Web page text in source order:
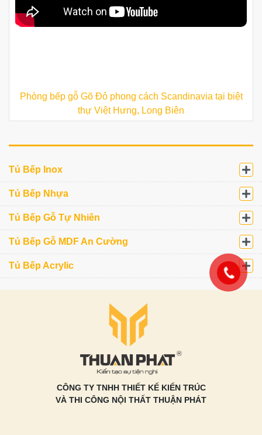
Phòng bếp gỗ Gõ Đỏ phong cách Scandinavia tại biệt
thự Việt Hưng, Long Biên
Tủ Bếp Inox
Tủ Bếp Nhựa
Tủ Bếp Gỗ Tự Nhiên
Tủ Bếp Gỗ MDF An Cường
Tủ Bếp Acrylic
CÔNG TY TNHH THIẾT KẾ KIẾN TRÚC
VÀ THI CÔNG NỘI THẤT THUẬN PHÁT